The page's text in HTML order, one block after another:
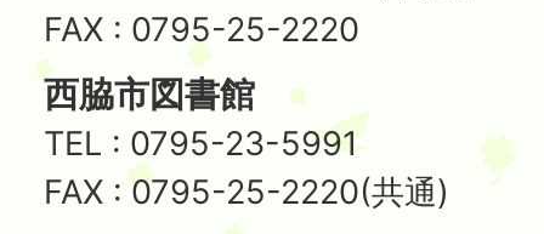
FAX : 0795-25-2220
西脇市図書館
TEL : 0795-23-5991
FAX : 0795-25-2220(共通)